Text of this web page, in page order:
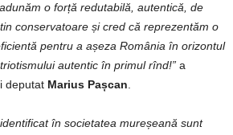
o forță redutabilă, autentică, de
conservatoare și cred că reprezentăm o
pentru a așeza România în orizontul
autentic în primul rînd!” a
deputat Marius Pașcan
în societatea mureșeană sunt